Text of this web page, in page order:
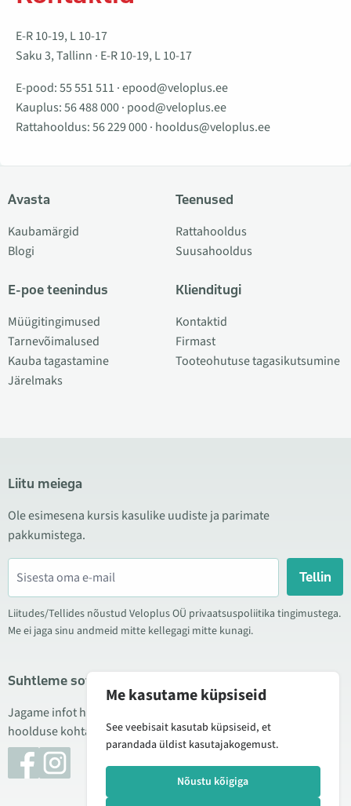
E-R 10-19, L 10-17
Saku 3, Tallinn · E-R 10-19, L 10-17
E-pood:55 551 511 ·epood@veloplus.ee
Kauplus:56 488 000· pood@veloplus.ee
Rattahooldus:56 229 000· hooldus@veloplus.ee
Avasta
Kaubamärgid
Blogi
E-poe teenindus
Müügitingimused
Tarnevõimalused
Kauba tagastamine
Järelmaks
Teenused
Rattahooldus
Suusahooldus
Klienditugi
Kontaktid
Firmast
Tooteohutuse tagasikutsumine
Liitu meiega
Ole esimesena kursis kasulike uudiste ja parimate
pakkumistega.
Tellin
Liitudes/Tellides nõustud Veloplus OÜ privaatsuspoliitika tingimustega.
Me ei jaga sinu andmeid mitte kellegagi mitte kunagi.
Suhtleme sotsiaalmeedias
Jagame infot hea hinna kampaaniate, uute toodete ning
hoolduse kohta. Mõnikord teeme ka tooteülevaateid.
Me kasutame küpsiseid
See veebisait kasutab küpsiseid, et
parandada üldist kasutajakogemust.
Nõustu kõigiga